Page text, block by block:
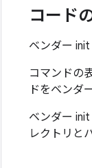
コード
ベンダー
コマンドの
ドをベンダ
ベンダー
レクトリと